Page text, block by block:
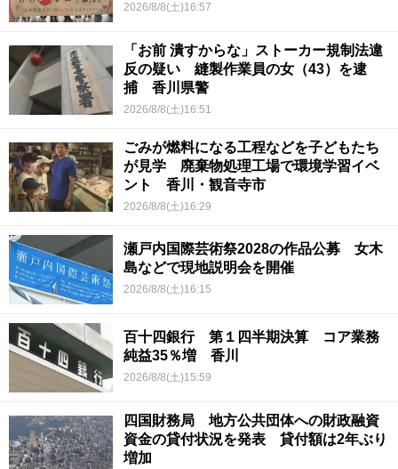
2026/8/8(土)16:57
「お前 潰すからな」ストーカー規制法違
反の疑い 縫製作業員の女（43）を逮
捕 香川県警
2026/8/8(土)16:51
ごみが燃料になる工程などを子どもたち
が見学 廃棄物処理工場で環境学習イベ
ント 香川・観音寺市
2026/8/8(土)16:29
瀬戸内国際芸術祭2028の作品公募 女木
島などで現地説明会を開催
2026/8/8(土)16:15
百十四銀行 第１四半期決算 コア業務
純益35％増 香川
2026/8/8(土)15:59
四国財務局 地方公共団体への財政融資
資金の貸付状況を発表 貸付額は2年ぶり
増加